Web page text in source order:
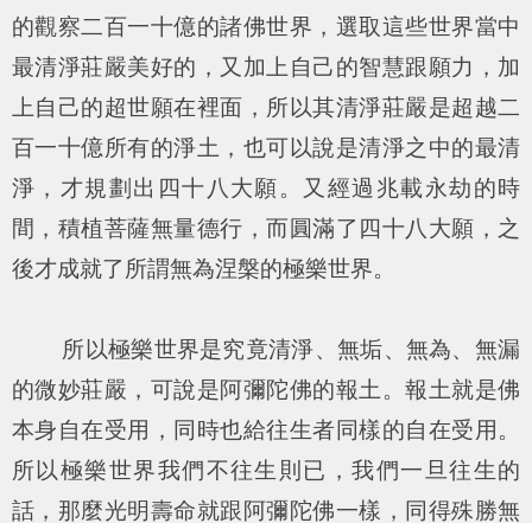
的觀察二百一十億的諸佛世界，選取這些世界當中
最清淨莊嚴美好的，又加上自己的智慧跟願力，加
上自己的超世願在裡面，所以其清淨莊嚴是超越二
百一十億所有的淨土，也可以說是清淨之中的最清
淨，才規劃出四十八大願。又經過兆載永劫的時
間，積植菩薩無量德行，而圓滿了四十八大願，之
後才成就了所謂無為涅槃的極樂世界。
所以極樂世界是究竟清淨、無垢、無為、無漏
的微妙莊嚴，可說是阿彌陀佛的報土。報土就是佛
本身自在受用，同時也給往生者同樣的自在受用。
所以極樂世界我們不往生則已，我們一旦往生的
話，那麼光明壽命就跟阿彌陀佛一樣，同得殊勝無